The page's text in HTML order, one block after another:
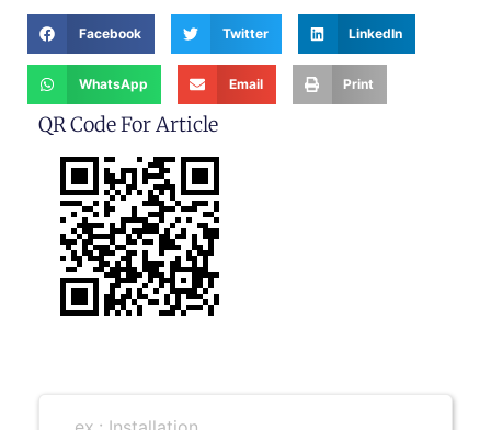
Facebook Twitter LinkedIn
WhatsApp Email Print
QR Code For Article